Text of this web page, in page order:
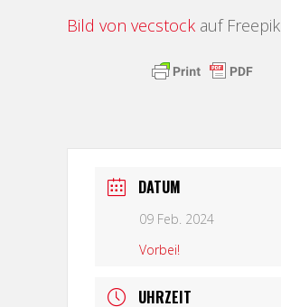
Bild von vecstock auf Freepik
DATUM
09 Feb. 2024
Vorbei!
UHRZEIT